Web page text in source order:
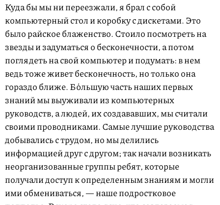
Куда бы мы ни переезжали, я брал с собой
компьютерный стол и коробку с дискетами. Это
было райское блаженство. Стоило посмотреть на
звезды и задуматься о бесконечности, а потом
поглядеть на свой компьютер и подумать: в нем
ведь тоже живет бесконечность, но только она
гораздо ближе. Бόльшую часть наших первых
знаний мы выуживали из компьютерных
руководств, а людей, их создававших, мы считали
своими проводниками. Самые лучшие руководства
добывались с трудом, но мы делились
информацией друг с другом; так начали возникать
неорганизованные группы ребят, которые
получали доступ к определенным знаниям и могли
ими обмениваться, — наше подростковое